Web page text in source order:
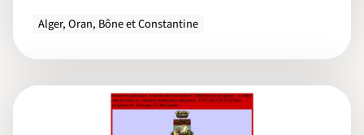
Alger, Oran, Bône et Constantine